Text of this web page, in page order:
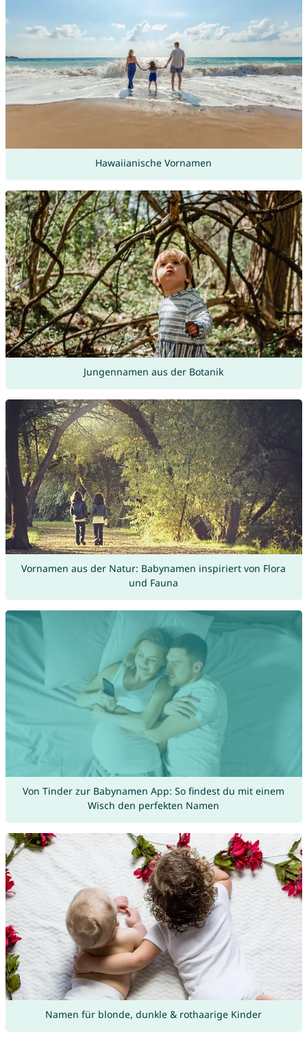
Hawaiianische Vornamen
Jungennamen aus der Botanik
Vornamen aus der Natur: Babynamen inspiriert von Flora
und Fauna
Von Tinder zur Babynamen App: So findest du mit einem
Wisch den perfekten Namen
Namen für blonde, dunkle & rothaarige Kinder